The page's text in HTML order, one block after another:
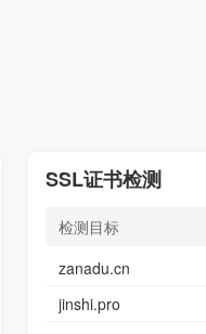
SSL证书检测
检测目标
zanadu.cn
jinshi.pro